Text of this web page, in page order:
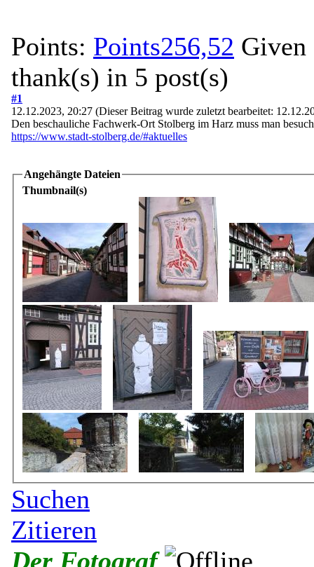
Points: Points256,52 Given
thank(s) in 5 post(s)
#1
12.12.2023, 20:27 (Dieser Beitrag wurde zuletzt bearbeitet:
Den beschauliche Fachwerk-Ort Stolberg im Harz muss man
https://www.stadt-stolberg.de/#aktuelles
Angehängte Dateien
Thumbnail(s)
Suchen
Zitieren
Der Fotograf